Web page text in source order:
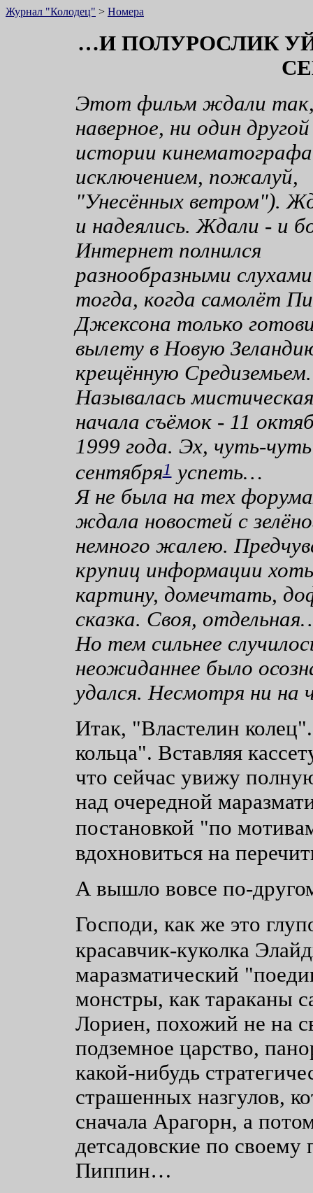
Журнал "Колодец" > Номера
…И ПОЛУРОСЛИК
Этот фильм ждали
наверное, ни один другой
истории
исключением, пожалуй,
"Унесённых ветром").
и надеялись. Ждали - и
Интернет полнился
разнообразными
тогда, когда самолёт
Джексона только
вылету в Новую
крещённую Средиземьем.
Называлась
начала съёмок - 11
1999 года. Эх, чуть-
сентября1успеть…
Я не была на тех
ждала новостей с
немного жалею.
крупиц информации
картину, домечтать,
сказка. Своя,
Но тем сильнее
неожиданнее было
удался. Несмотря ни на
Итак, "Властелин
кольца". Вставляя
что сейчас увижу
над очередной
постановкой "по
вдохновиться на
А вышло вовсе по-
Господи, как же это
красавчик-куколка
маразматический
монстры, как тараканы
Лориен, похожий не на
подземное царство,
какой-нибудь
страшенных назгулов,
сначала Арагорн, а
детсадовские по
Пиппин…